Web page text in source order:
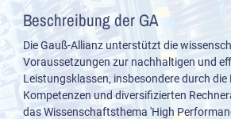
Beschreibung der GA
Die Gauß-Allianz unterstützt die
Voraussetzungen zur nachhaltigen und
Leistungsklassen, insbesondere durch
Kompetenzen und diversifizierten
das Wissenschaftsthema 'High